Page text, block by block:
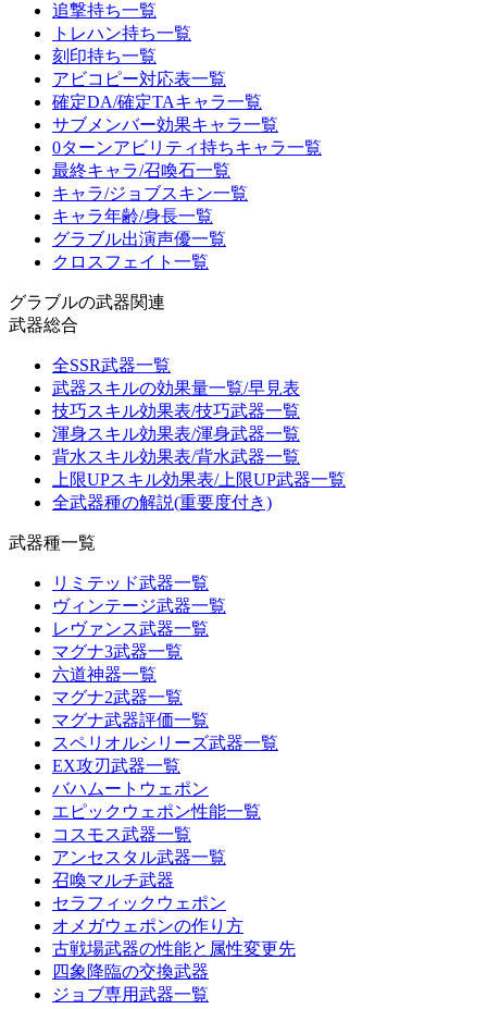
追撃持ち一覧
トレハン持ち一覧
刻印持ち一覧
アビコピー対応表一覧
確定DA/確定TAキャラ一覧
サブメンバー効果キャラ一覧
0ターンアビリティ持ちキャラ一覧
最終キャラ/召喚石一覧
キャラ/ジョブスキン一覧
キャラ年齢/身長一覧
グラブル出演声優一覧
クロスフェイト一覧
グラブルの武器関連
武器総合
全SSR武器一覧
武器スキルの効果量一覧/早見表
技巧スキル効果表/技巧武器一覧
渾身スキル効果表/渾身武器一覧
背水スキル効果表/背水武器一覧
上限UPスキル効果表/上限UP武器一覧
全武器種の解説(重要度付き)
武器種一覧
リミテッド武器一覧
ヴィンテージ武器一覧
レヴァンス武器一覧
マグナ3武器一覧
六道神器一覧
マグナ2武器一覧
マグナ武器評価一覧
スペリオルシリーズ武器一覧
EX攻刃武器一覧
バハムートウェポン
エピックウェポン性能一覧
コスモス武器一覧
アンセスタル武器一覧
召喚マルチ武器
セラフィックウェポン
オメガウェポンの作り方
古戦場武器の性能と属性変更先
四象降臨の交換武器
ジョブ専用武器一覧